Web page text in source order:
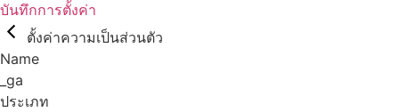
บันทึกการตั้งค่า
ตั้งค่าความเป็นส่วนตัว
Name
_ga
ประเภท